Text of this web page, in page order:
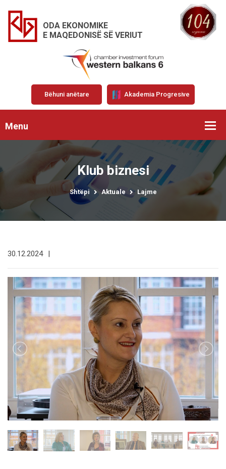
ODA EKONOMIKE
E MAQEDONISË SË VERIUT
Bëhuni anëtare Akademia Progresive
Menu
Klub biznesi
Shtëpi Aktuale Lajme
30.12.2024 |